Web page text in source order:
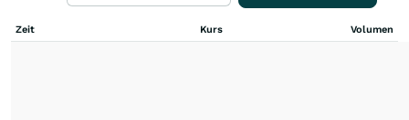
Zeit Kurs Volumen